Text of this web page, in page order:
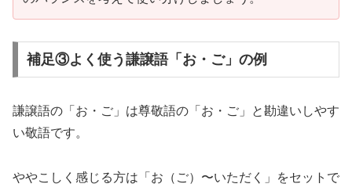
補足③よく使う謙譲語「お・ご」の例
謙譲語の「お・ご」は尊敬語の「お・ご」と勘違いしやす
い敬語です。
ややこしく感じる方は「お（ご）〜いただく」をセットで